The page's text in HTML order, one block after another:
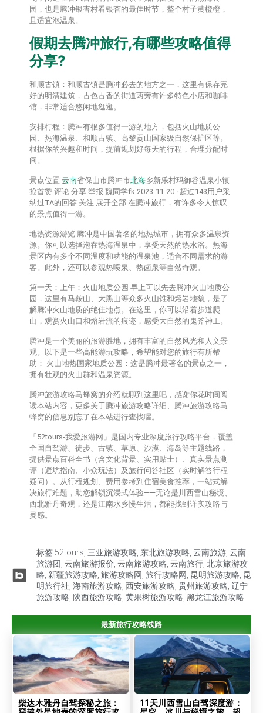
园，也是腾冲银杏村看银杏的最佳时节，整个村子黄橙橙，
且适宜泡温泉。
假期去腾冲旅行,有哪些攻略值得
分享?
和顺古镇：和顺古镇是腾冲必去的地方之一，这里有保存完
好的明清建筑，古色古香的街道两旁有许多特色小店和咖啡
馆，非常适合悠闲地逛逛。
安排行程：腾冲有很多值得一游的地方，包括火山地质公
园、热海温泉、和顺古镇、高黎贡山国家级自然保护区等。
根据你的兴趣和时间，提前规划好每天的行程，合理分配时
间。
景点位置 云南省保山市腾冲市北海乡新乐村玛御谷温泉小镇
抢首赞 评论 分享 举报 魏同学fk 2023-11-20 · 超过143用户采
纳过TA的回答 关注 展开全部 在腾冲旅行，有许多令人惊叹
的景点值得一游。
地热资源游览 腾冲是中国著名的地热城市，拥有众多温泉资
源。你可以选择泡在热海温泉中，享受天然的热水浴。热海
景区内有多个不同温度和功能的温泉池，适合不同需求的游
客。此外，还可以参观热喷泉、热卤泉等自然奇观。
第一天：上午：火山地质公园 早上可以先去腾冲火山地质公
园，这里有马鞍山、大黑山等众多火山锥和熔岩地貌，是了
解腾冲火山地质的绝佳地点。在这里，你可以沿着步道爬
山，观赏火山口和熔岩流的痕迹，感受大自然的鬼斧神工。
腾冲是一个美丽的旅游胜地，拥有丰富的自然风光和人文景
观。以下是一些高能游玩攻略，希望能对您的旅行有所帮
助： 火山地热国家地质公园：这是腾冲最著名的景点之一，
拥有壮观的火山群和温泉资源。
腾冲旅游攻略马蜂窝的介绍就聊到这里吧，感谢你花时间阅
读本站内容，更多关于腾冲旅游攻略详细、腾冲旅游攻略马
蜂窝的信息别忘了在本站进行查找喔。
「52tours-我爱旅游网」是国内专业深度旅行攻略平台，覆盖
全国自驾游、徒步、古镇、草原、沙漠、海岛等主题线路，
提供‌景点百科全书‌（含文化背景、实用贴士）、‌真实景点测
评‌（避坑指南、小众玩法）及‌旅行问答社区‌（实时解答行程
疑问）。从行程规划、费用参考到住宿美食推荐，一站式解
决旅行难题，助您解锁沉浸式体验——无论是川西雪山秘境、
西北雅丹奇观，还是江南水乡慢生活，都能找到详实攻略与
灵感。
标签 52tours, 三亚旅游攻略, 东北旅游攻略, 云南旅游, 云南
旅游团, 云南旅游报价, 云南旅游攻略, 云南旅行, 北京旅游攻
略, 新疆旅游攻略, 旅游攻略网, 旅行攻略网, 昆明旅游攻略, 昆
明旅行社, 海南旅游攻略, 西安旅游攻略, 贵州旅游攻略, 辽宁
旅游攻略, 陕西旅游攻略, 黄果树旅游攻略, 黑龙江旅游攻略
最新旅行攻略线路
柴达木雅丹自驾探秘之旅：
11天川西雪山自驾深度游：